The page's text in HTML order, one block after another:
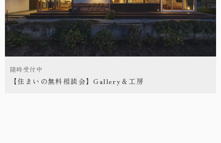
随時受付中
【住まいの無料相談会】Gallery＆工房